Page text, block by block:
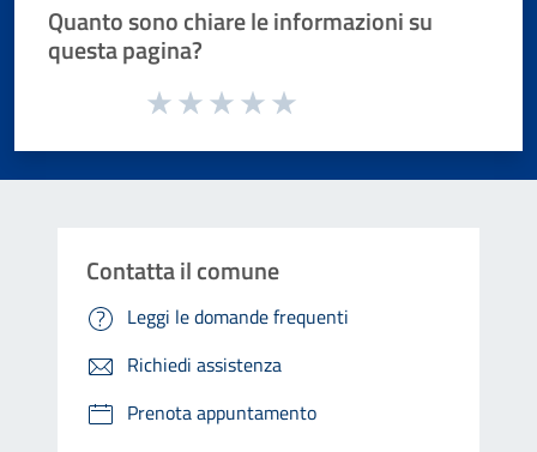
Quanto sono chiare le informazioni su
questa pagina?
Valuta da 1 a 5 stelle la pagina
Contatta il comune
Leggi le domande frequenti
Richiedi assistenza
Prenota appuntamento